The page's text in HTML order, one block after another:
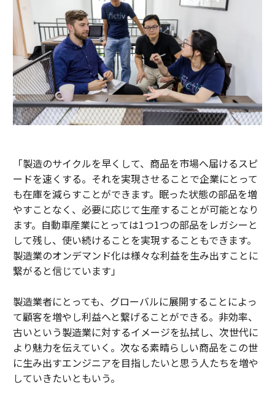
「製造のサイクルを早くして、商品を市場へ届けるスピ
ードを速くする。それを実現させることで企業にとって
も在庫を減らすことができます。眠った状態の部品を増
やすことなく、必要に応じて生産することが可能となり
ます。自動車産業にとっては1つ1つの部品をレガシーと
して残し、使い続けることを実現することもできます。
製造業のオンデマンド化は様々な利益を生み出すことに
繋がると信じています」
製造業者にとっても、グローバルに展開することによっ
て顧客を増やし利益へと繋げることができる。非効率、
古いという製造業に対するイメージを払拭し、次世代に
より魅力を伝えていく。次なる素晴らしい商品をこの世
に生み出すエンジニアを目指したいと思う人たちを増や
していきたいともいう。